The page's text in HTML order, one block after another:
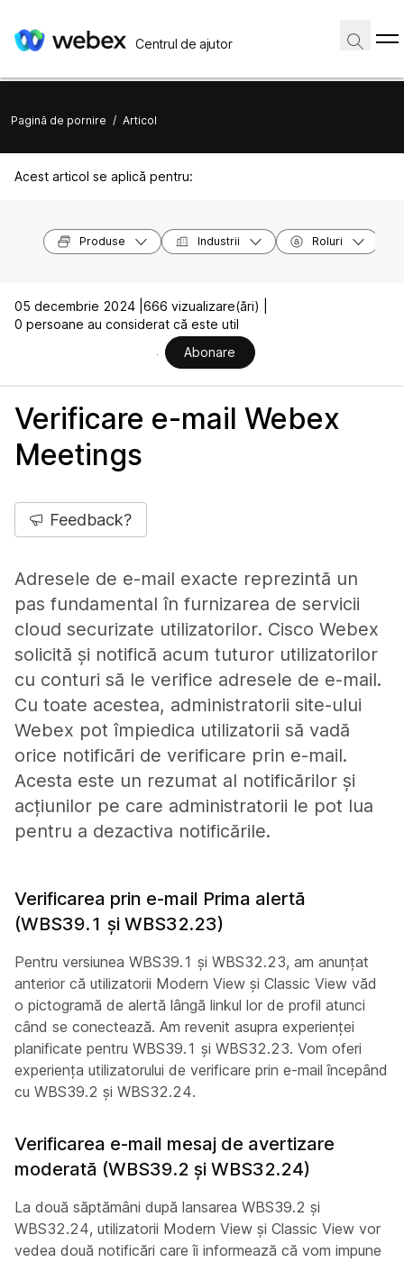
Centrul de ajutor
Pagină de pornire / Articol
Acest articol se aplică pentru:
Produse Industrii Roluri
05 decembrie 2024 | 666 vizualizare(ări) |
0 persoane au considerat că este util
Abonare
Verificare e-mail Webex
Meetings
Feedback?
Adresele de e-mail exacte reprezintă un
pas fundamental în furnizarea de servicii
cloud securizate utilizatorilor. Cisco Webex
solicită și notifică acum tuturor utilizatorilor
cu conturi să le verifice adresele de e-mail.
Cu toate acestea, administratorii site-ului
Webex pot împiedica utilizatorii să vadă
orice notificări de verificare prin e-mail.
Acesta este un rezumat al notificărilor și
acțiunilor pe care administratorii le pot lua
pentru a dezactiva notificările.
Verificarea prin e-mail Prima alertă
(WBS39.1 și WBS32.23)
Pentru versiunea WBS39.1 și WBS32.23, am anunțat
anterior că utilizatorii Modern View și Classic View văd
o pictogramă de alertă lângă linkul lor de profil atunci
când se conectează. Am revenit asupra experienței
planificate pentru WBS39.1 și WBS32.23. Vom oferi
experiența utilizatorului de verificare prin e-mail începând
cu WBS39.2 și WBS32.24.
Verificarea e-mail mesaj de avertizare
moderată (WBS39.2 și WBS32.24)
La două săptămâni după lansarea WBS39.2 și
WBS32.24, utilizatorii Modern View și Classic View vor
vedea două notificări care îi informează că vom impune